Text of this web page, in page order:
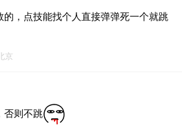
的，点技能找个人直接弹弹死一个就跳
北京
否则不跳